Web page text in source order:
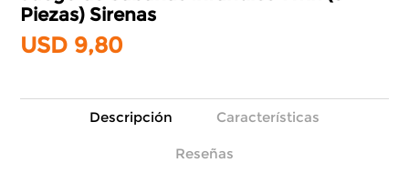
Piezas) Sirenas
USD 9,80
Descripción Características
Reseñas